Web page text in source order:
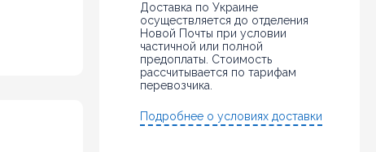
Доставка по Украине
осуществляется до отделения
Новой Почты при условии
частичной или полной
предоплаты. Стоимость
рассчитывается по тарифам
перевозчика.
Подробнее о условиях доставки